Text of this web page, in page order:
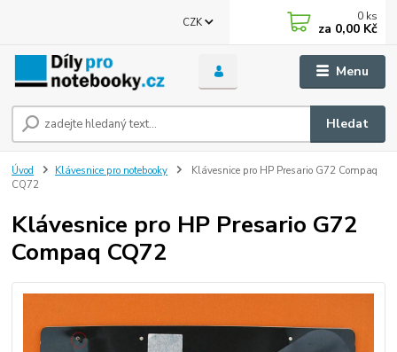
Menu
CZK
Hledat
0 ks
za 0,00 Kč
Úvod Klávesnice pro notebooky
Klávesnice pro HP Presario G72 Compaq
CQ72
Klávesnice pro HP Presario G72
Compaq CQ72